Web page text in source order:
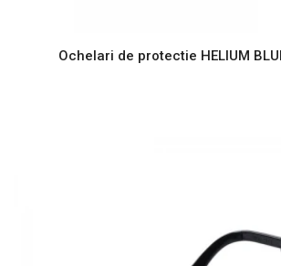
Ochelari de protectie HELIUM